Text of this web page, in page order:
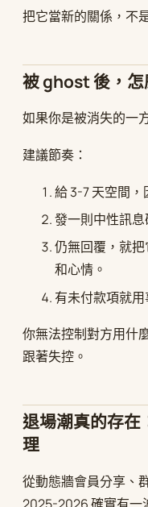
把它當新的關係，不
被 ghost 後，怎
如果你是被消失的一
建議節奏：
給 3-7 天空間，
發一則中性訊息
仍無回覆，就
和心情。
有未付款項就
你無法控制對方用什
跟著失控。
退場潮真的存在
理
從動態牆會員分享、